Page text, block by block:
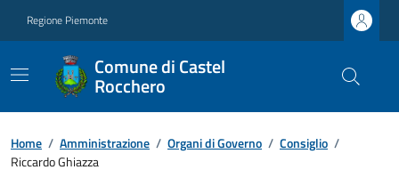
Regione Piemonte
Comune di Castel
Rocchero
Home / Amministrazione / Organi di Governo / Consiglio /
Riccardo Ghiazza